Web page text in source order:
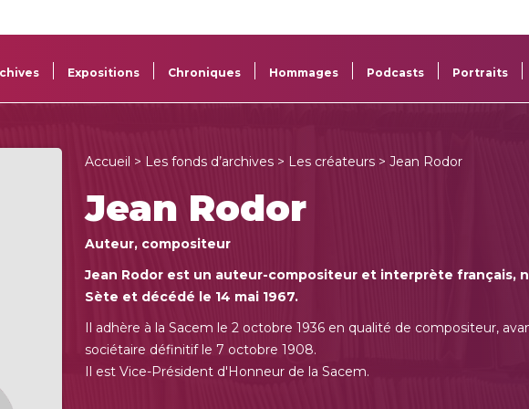
Sacem
projets
Sacem
des œuvres
Expositions Chroniques Hommages Podcasts Portraits
Accueil > Les fonds d’archives > Les créateurs > Jean Rodor
Jean Rodor
Auteur, compositeur
Jean Rodor est un auteur-compositeur et interprète français,
Sète et décédé le 14 mai 1967.
Il adhère à la Sacem le 2 octobre 1936 en qualité de compositeur,
sociétaire définitif le 7 octobre 1908.
Il est Vice-Président d'Honneur de la Sacem.